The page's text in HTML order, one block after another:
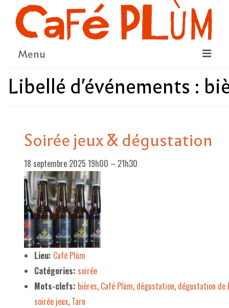
Menu
LE PROJET
NOUS SOUTENIR
LE PROGRAMME
DÉTAIL DES ÉVÉNEMENTS
LA SAISON CULTURELLE
AMI·ES ARTISTES
LE PROJET DE TERRITOIRE
LE CAFÉ/RESTO
LES FORMULES
Libellé d'événements :
Soirée jeux & dégustation
18 septembre 2025 19h00 – 21h30
Lieu: Café Plùm
Catégories: soirée
Mots-clefs: bières, Café Plùm, dégustation, dégustation de
soirée jeux, Tarn